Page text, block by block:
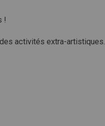
!
activités extra-artistiques.